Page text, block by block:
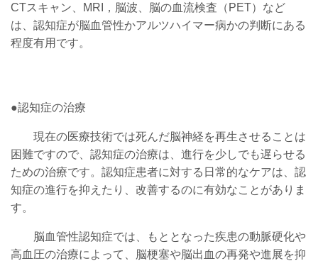
CTスキャン、MRI，脳波、脳の血流検査（PET）など
は、認知症が脳血管性かアルツハイマー病かの判断にある
程度有用です。
●認知症の治療
現在の医療技術では死んだ脳神経を再生させることは
困難ですので、認知症の治療は、進行を少しでも遅らせる
ための治療です。認知症患者に対する日常的なケアは、認
知症の進行を抑えたり、改善するのに有効なことがありま
す。
脳血管性認知症では、もととなった疾患の動脈硬化や
高血圧の治療によって、脳梗塞や脳出血の再発や進展を抑